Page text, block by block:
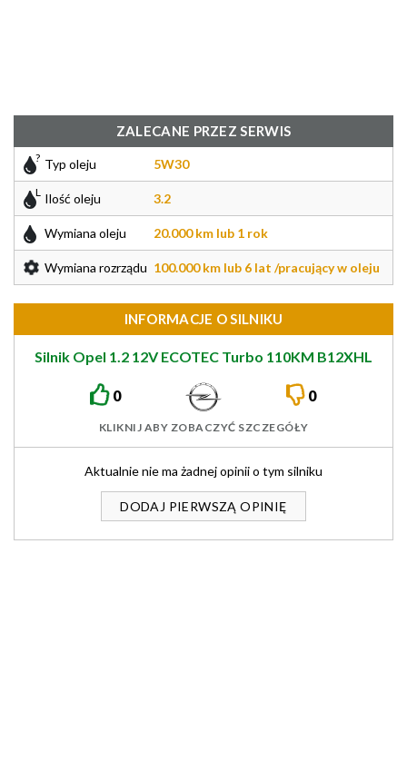
ZALECANE PRZEZ SERWIS
Typ oleju 5W30
Ilość oleju 3.2
Wymiana oleju 20.000 km lub 1 rok
Wymiana rozrządu 100.000 km lub 6 lat /pracujący w oleju
INFORMACJE O SILNIKU
Silnik Opel 1.2 12V ECOTEC Turbo 110KM B12XHL
0 0
KLIKNIJ ABY ZOBACZYĆ SZCZEGÓŁY
Aktualnie nie ma żadnej opinii o tym silniku
DODAJ PIERWSZĄ OPINIĘ